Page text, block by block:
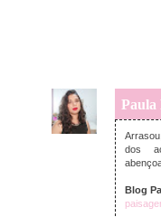
Paula
dos
Blog